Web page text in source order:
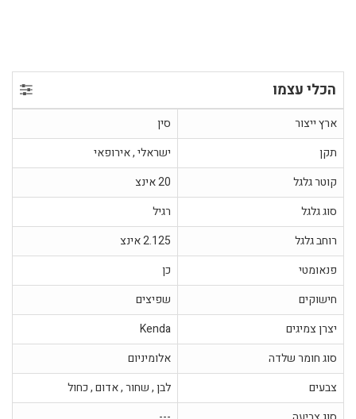
הכלי עצמו
ארץ ייצור
סין
תקן
ישראלי , אירופאי
קוטר גלגל
סוג גלגל
רגיל
רוחב גלגל
2.125 אינצ
פנאומטי
חישוקים
שפיצים
יצרן צמיגים
Kenda
סוג חומר שלדה
אלומיניום
צבעים
לבן , שחור , אדום , כחול